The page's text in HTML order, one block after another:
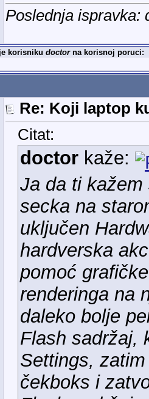
Poslednja ispravka:
korisniku doctorna korisnoj poruci:
Re: Koji laptop
Citat:
doctorkaže:
Ja da ti
secka na
uključen
hardverska
pomoć
renderinga na
daleko bolje
Flash sadržaj,
Settings,
čekboks i